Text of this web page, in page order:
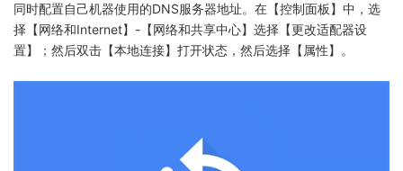
同时配置自己机器使用的DNS服务器地址。在【控制面板】中，选
择【网络和Internet】-【网络和共享中心】选择【更改适配器设
置】；然后双击【本地连接】打开状态，然后选择【属性】。